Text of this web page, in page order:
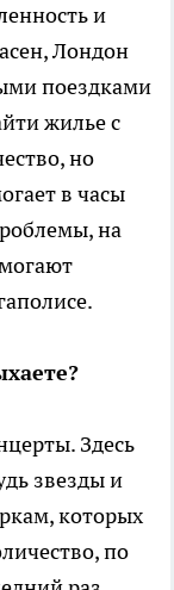
и
Лондон
поездками
жилье с
но
в часы
на
Здесь
звезды и
которых
по